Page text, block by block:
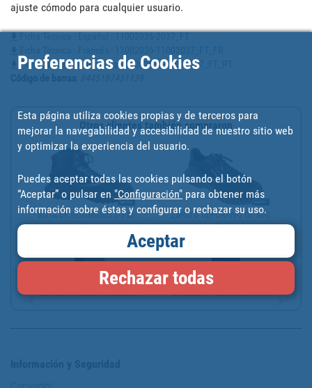
ajuste cómodo para cualquier usuario.
Ficha Técnica - Portugues - 11002036-11002037_FT_PT
Otros clientes también compraron
BOTA DE SEGURIDAD S-3 M... ZAPATO DEPORTIVO DE SEG...
POLO DE TRABAJO MODELO ... CAMISETA TÉCNICA DE TRA...
Preferencias de Cookies
Esta página utiliza cookies propias y de terceros para
mejorar la navegabilidad y accesibilidad de nuestro sitio web
y optimizar la experiencia del usuario.
Puedes aceptar todas las cookies pulsando el botón
“Aceptar” o pulsar en "Configuración" para obtener más
información sobre éstas y configurar o rechazar su uso.
Aceptar
Rechazar todas